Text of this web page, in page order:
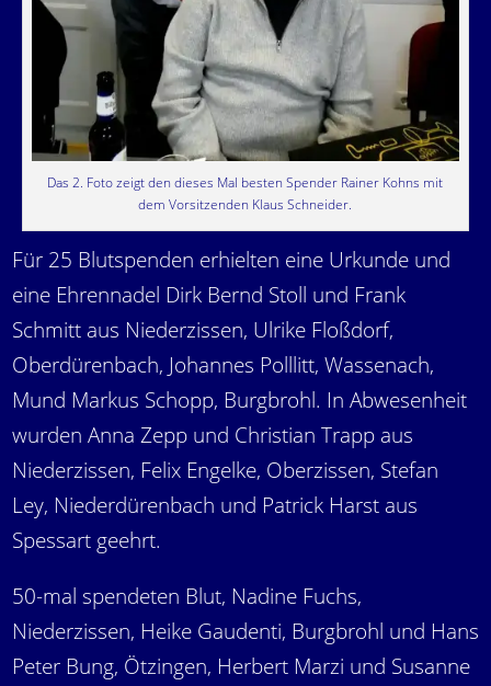
Das 2. Foto zeigt den dieses Mal besten Spender Rainer Kohns mit
dem Vorsitzenden Klaus Schneider.
Für 25 Blutspenden erhielten eine Urkunde und
eine Ehrennadel Dirk Bernd Stoll und Frank
Schmitt aus Niederzissen, Ulrike Floßdorf,
Oberdürenbach, Johannes Polllitt, Wassenach,
Mund Markus Schopp, Burgbrohl. In Abwesenheit
wurden Anna Zepp und Christian Trapp aus
Niederzissen, Felix Engelke, Oberzissen, Stefan
Ley, Niederdürenbach und Patrick Harst aus
Spessart geehrt.
50-mal spendeten Blut, Nadine Fuchs,
Niederzissen, Heike Gaudenti, Burgbrohl und Hans
Peter Bung, Ötzingen, Herbert Marzi und Susanne